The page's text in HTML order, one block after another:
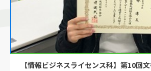
【情報ビジネスライセンス科】第10回